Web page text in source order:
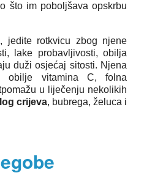
što im poboljšava opskrbu
, jedite rotkvicu zbog njene
lake probavljivosti, obilja
duži osjećaj sitosti. Njena
obilje vitamina C, folna
u liječenju nekolikih
crijeva, bubrega, želuca i